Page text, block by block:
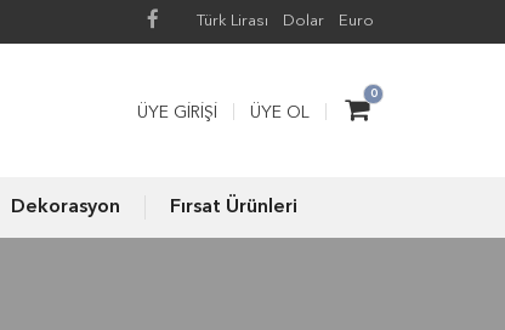
Türk Lirası Dolar Euro
0
ÜYE GIRIŞI ÜYE OL
Dekorasyon Fırsat Ürünleri